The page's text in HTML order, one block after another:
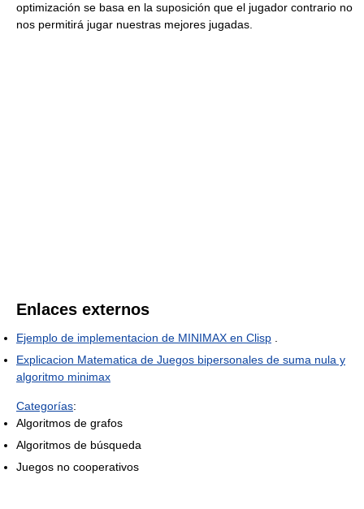
optimización se basa en la suposición que el jugador contrario no
nos permitirá jugar nuestras mejores jugadas.
Enlaces externos
Ejemplo de implementacion de MINIMAX en Clisp
Explicacion Matematica de Juegos bipersonales de suma nula y
algoritmo minimax
Categorías:
Algoritmos de grafos
Algoritmos de búsqueda
Juegos no cooperativos